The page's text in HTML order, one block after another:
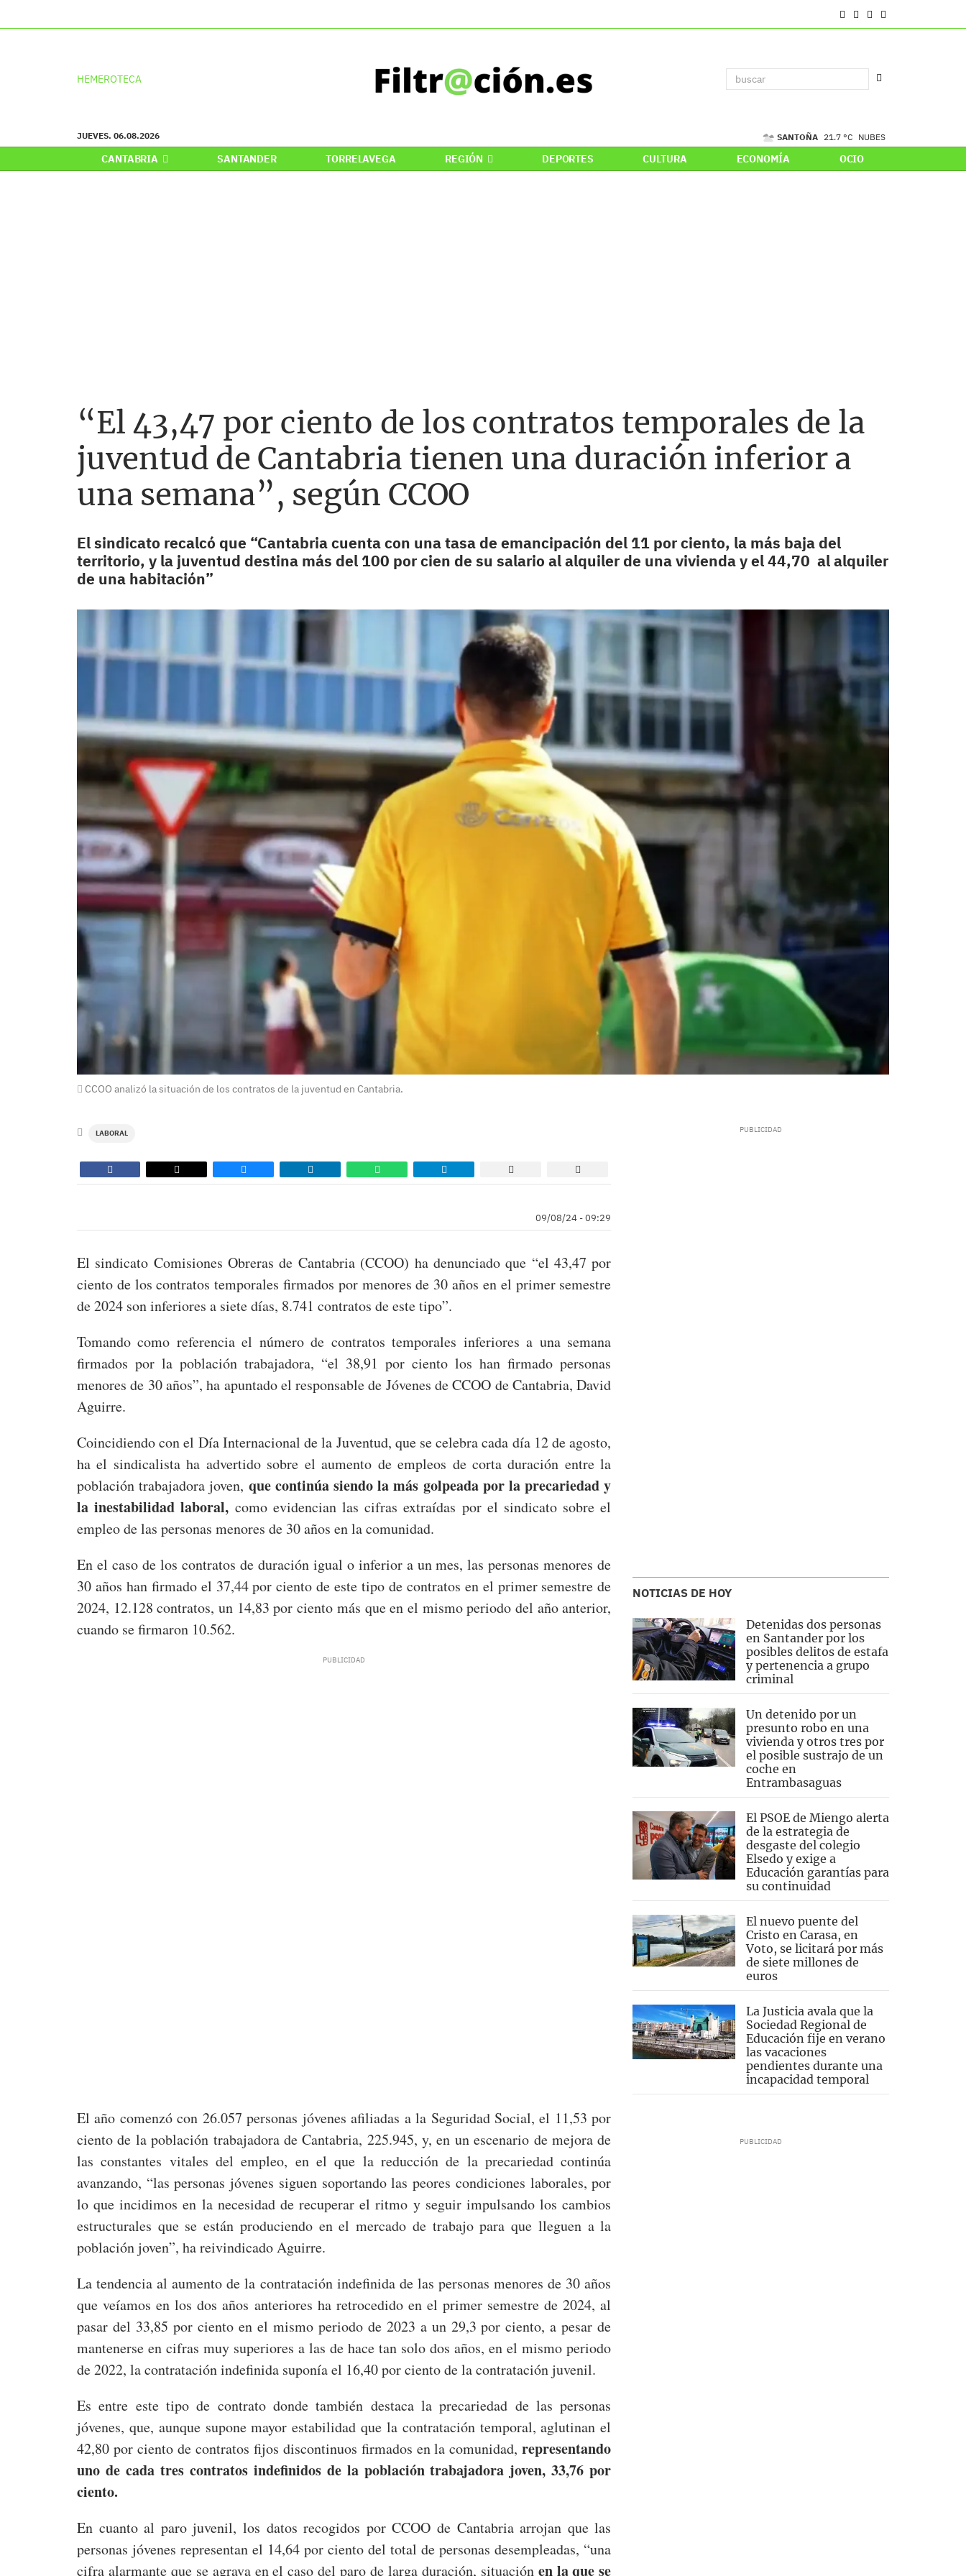
HEMEROTECA
JUEVES. 06.08.2026 SANTOÑA 21.7 °C NUBES
CANTABRIA SANTANDER TORRELAVEGA REGIÓN DEPORTES CULTURA ECONOMÍA OCIO
“El 43,47 por ciento de los contratos temporales de la
juventud de Cantabria tienen una duración inferior a
una semana”, según CCOO
El sindicato recalcó que “Cantabria cuenta con una tasa de emancipación del 11 por ciento, la más baja del
territorio, y la juventud destina más del 100 por cien de su salario al alquiler de una vivienda y el 44,70 al alquiler
de una habitación”
CCOO analizó la situación de los contratos de la juventud en Cantabria.
LABORAL
09/08/24 - 09:29
El sindicato Comisiones Obreras de Cantabria (CCOO) ha denunciado que “el 43,47 por
ciento de los contratos temporales firmados por menores de 30 años en el primer semestre
de 2024 son inferiores a siete días, 8.741 contratos de este tipo”.
Tomando como referencia el número de contratos temporales inferiores a una semana
firmados por la población trabajadora, “el 38,91 por ciento los han firmado personas
menores de 30 años”, ha apuntado el responsable de Jóvenes de CCOO de Cantabria, David
Aguirre.
Coincidiendo con el Día Internacional de la Juventud, que se celebra cada día 12 de agosto,
ha el sindicalista ha advertido sobre el aumento de empleos de corta duración entre la
población trabajadora joven, que continúa siendo la más golpeada por la precariedad y
la inestabilidad laboral, como evidencian las cifras extraídas por el sindicato sobre el
empleo de las personas menores de 30 años en la comunidad.
En el caso de los contratos de duración igual o inferior a un mes, las personas menores de
30 años han firmado el 37,44 por ciento de este tipo de contratos en el primer semestre de
2024, 12.128 contratos, un 14,83 por ciento más que en el mismo periodo del año anterior,
cuando se firmaron 10.562.
El año comenzó con 26.057 personas jóvenes afiliadas a la Seguridad Social, el 11,53 por
ciento de la población trabajadora de Cantabria, 225.945, y, en un escenario de mejora de
las constantes vitales del empleo, en el que la reducción de la precariedad continúa
avanzando, “las personas jóvenes siguen soportando las peores condiciones laborales, por
lo que incidimos en la necesidad de recuperar el ritmo y seguir impulsando los cambios
estructurales que se están produciendo en el mercado de trabajo para que lleguen a la
población joven”, ha reivindicado Aguirre.
La tendencia al aumento de la contratación indefinida de las personas menores de 30 años
que veíamos en los dos años anteriores ha retrocedido en el primer semestre de 2024, al
pasar del 33,85 por ciento en el mismo periodo de 2023 a un 29,3 por ciento, a pesar de
mantenerse en cifras muy superiores a las de hace tan solo dos años, en el mismo periodo
de 2022, la contratación indefinida suponía el 16,40 por ciento de la contratación juvenil.
Es entre este tipo de contrato donde también destaca la precariedad de las personas
jóvenes, que, aunque supone mayor estabilidad que la contratación temporal, aglutinan el
42,80 por ciento de contratos fijos discontinuos firmados en la comunidad,representando
uno de cada tres contratos indefinidos de la población trabajadora joven, 33,76 por
ciento.
En cuanto al paro juvenil, los datos recogidos por CCOO de Cantabria arrojan que las
personas jóvenes representan el 14,64 por ciento del total de personas desempleadas, “una
cifra alarmante que se agrava en el caso del paro de larga duración, situación en la que se
NOTICIAS DE HOY
Detenidas dos personas
en Santander por los
posibles delitos de estafa
y pertenencia a grupo
criminal
Un detenido por un
presunto robo en una
vivienda y otros tres por
el posible sustrajo de un
coche en
Entrambasaguas
El PSOE de Miengo alerta
de la estrategia de
desgaste del colegio
Elsedo y exige a
Educación garantías para
su continuidad
El nuevo puente del
Cristo en Carasa, en
Voto, se licitará por más
de siete millones de
euros
La Justicia avala que la
Sociedad Regional de
Educación fije en verano
las vacaciones
pendientes durante una
incapacidad temporal